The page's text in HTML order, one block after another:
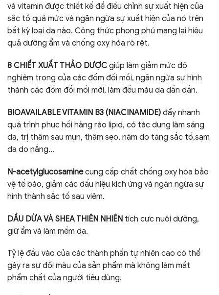
và vitamin được thiết kế để điều chỉnh sự xuất hiện của
sắc tố quá mức và ngăn ngừa sự xuất hiện của nó trên
bất kỳ loại da nào. Công thức phong phú mang lại hiệu
quả dưỡng ẩm và chống oxy hóa rõ rệt.
8 CHIẾT XUẤT THẢO DƯỢC giúp làm giảm mức độ
nghiêm trọng của các đốm đồi mồi, ngăn ngừa sự hình
thành các đốm đồi mồi mới, làm đều màu da dần dần.
BIOAVAILABLE VITAMIN B3 (NIACINAMIDE) đẩy nhanh
quá trình phục hồi hàng rào lipid, có tác dụng làm sáng
da, trị thâm sau mụn, thâm sẹo, nám do tăng sắc tố,sạm
da do nắng…
N-acetylglucosaminecung cấp chất chống oxy hóa bảo
vệ tế bào, giảm các dấu hiệu kích ứng và ngăn ngừa sự
hình thành sắc tố sau viêm.
DẦU DỪA VÀ SHEA THIÊN NHIÊN tích cực nuôi dưỡng,
giữ ẩm và làm mềm da.
Tỷ lệ đầu vào của các thành phần tự nhiên cao có thể
gây ra sự đổi màu của sản phẩm mà không làm mất
phẩm chất của người tiêu dùng.